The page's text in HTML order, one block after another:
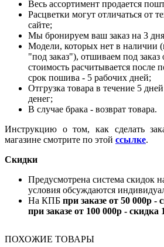
Весь ассортимент продается
Расцветки могут отличаться от
сайте;
Мы бронируем ваш заказ на 3
Модели, которых нет в наличии
"под заказ"), отшиваем под
стоимость расчитывается после
срок пошива - 5 рабочих дней;
Отгрузка товара в течение 5
денег;
В случае брака - возврат товара.
Инструкцию о том, как сделать
магазине смотрите по этой ссылке.
Скидки
Предусмотрена система скидок
условия обсуждаются
На КПБ при заказе от 50 000р -
при заказе от 100 000р - скидка
ПОХОЖИЕ ТОВАРЫ